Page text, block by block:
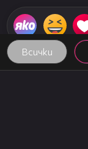
Всички 09:09